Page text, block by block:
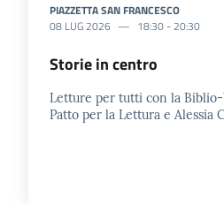
PIAZZETTA SAN FRANCESCO
08 LUG 2026
18:30 - 20:30
Storie in centro
Letture per tutti con la
Patto per la Lettura e Alessia